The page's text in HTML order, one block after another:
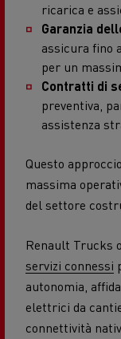
ricarica e
Garanzia
assicura fino
per un
Contratti di
preventiva,
assistenza
Questo
massima
del settore
Renault Trucks
servizi connessi
autonomia,
elettrici da
connettività